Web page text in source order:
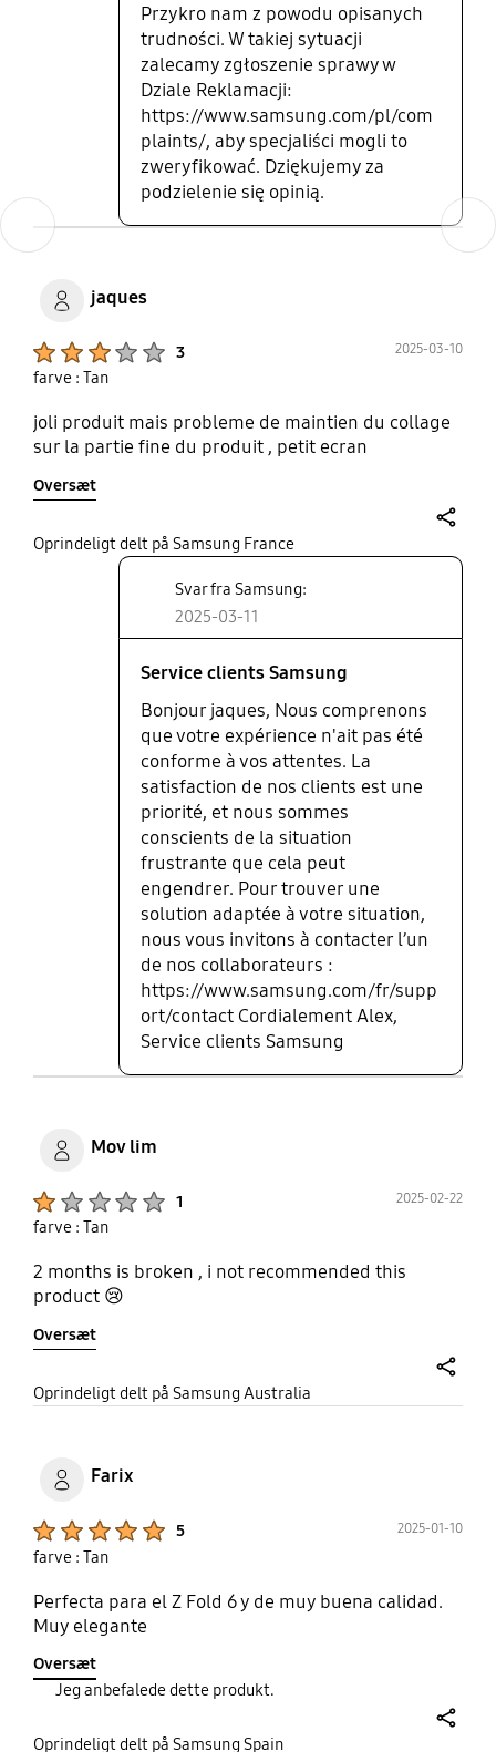
Przykro nam z powodu opisanych
trudności. W takiej sytuacji
zalecamy zgłoszenie sprawy w
Dziale Reklamacji:
https://www.samsung.com/pl/com
plaints/, aby specjaliści mogli to
zweryfikować. Dziękujemy za
podzielenie się opinią.
jaques
3 2025-03-10
farve : Tan
joli produit mais probleme de maintien du collage
sur la partie fine du produit , petit ecran
Oversæt
Oprindeligt delt på Samsung France
Svar fra Samsung:
2025-03-11
Service clients Samsung
Bonjour jaques, Nous comprenons
que votre expérience n'ait pas été
conforme à vos attentes. La
satisfaction de nos clients est une
priorité, et nous sommes
conscients de la situation
frustrante que cela peut
engendrer. Pour trouver une
solution adaptée à votre situation,
nous vous invitons à contacter l’un
de nos collaborateurs :
https://www.samsung.com/fr/supp
ort/contact Cordialement Alex,
Service clients Samsung
Mov lim
1 2025-02-22
farve : Tan
2 months is broken , i not recommended this
product 😢
Oversæt
Oprindeligt delt på Samsung Australia
Farix
5 2025-01-10
farve : Tan
Perfecta para el Z Fold 6 y de muy buena calidad.
Muy elegante
Oversæt
Jeg anbefalede dette produkt.
Oprindeligt delt på Samsung Spain